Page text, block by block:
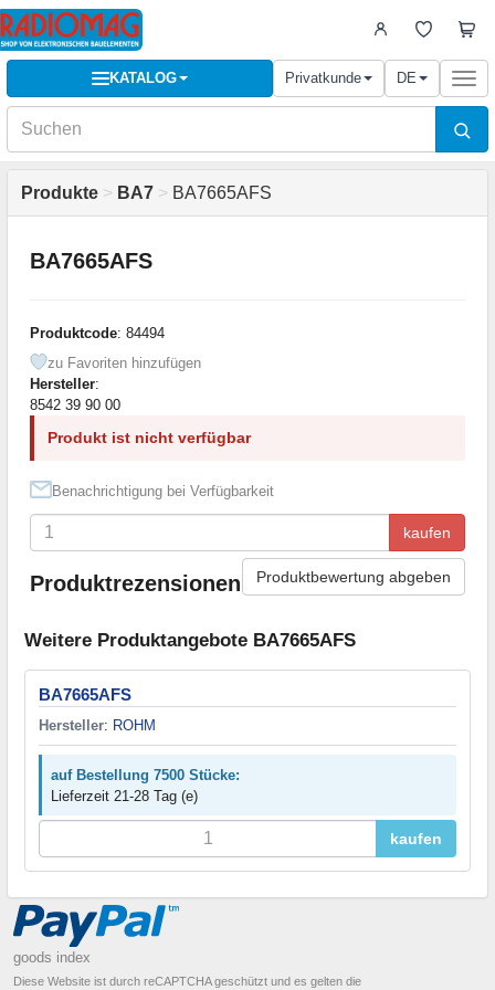
KATALOG Privatkunde DE
Produkte > BA7 > BA7665AFS
BA7665AFS
Produktcode: 84494
zu Favoriten hinzufügen
Hersteller:
8542 39 90 00
Produkt ist nicht verfügbar
Benachrichtigung bei Verfügbarkeit
kaufen
Produktrezensionen Produktbewertung abgeben
Weitere Produktangebote BA7665AFS
BA7665AFS
Hersteller: ROHM
auf Bestellung 7500 Stücke:
Lieferzeit 21-28 Tag (e)
kaufen
goods index
Diese Website ist durch reCAPTCHA geschützt und es gelten die